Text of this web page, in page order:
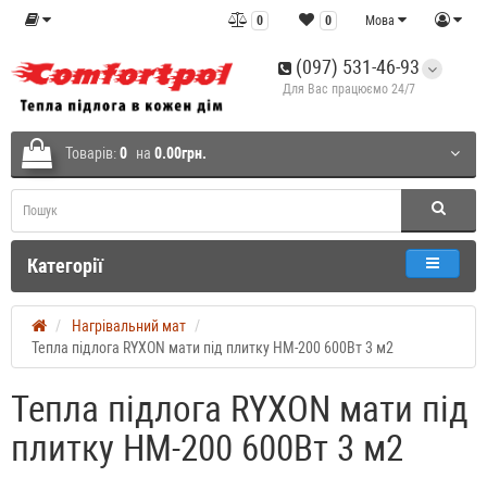
Мова
0
0
(097) 531-46-93
Для Вас працюємо 24/7
Товарів:0 на 0.00грн.
Категорії
Нагрівальний мат
Тепла підлога RYXON мати під плитку HM-200 600Вт 3 м2
Тепла підлога RYXON мати під
плитку HM-200 600Вт 3 м2